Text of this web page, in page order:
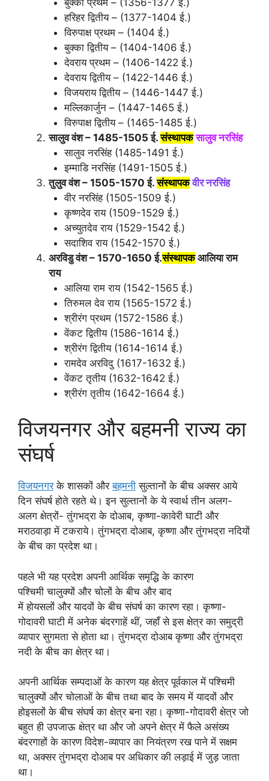
हरिहर द्वितीय – (1377-1404 ई.)
विरुपाक्ष प्रथम – (1404 ई.)
बुक्का द्वितीय – (1404-1406 ई.)
देवराय प्रथम – (1406-1422 ई.)
देवराय द्वितीय – (1422-1446 ई.)
विजयराय द्वितीय – (1446-1447 ई.)
मल्लिकार्जुन – (1447-1465 ई.)
विरुपाक्ष द्वितीय – (1465-1485 ई.)
सालुव वंश – 1485-1505 ई.संस्थापक सालुव नरसिंह
सालुव नरसिंह (1485-1491 ई.)
इम्माडि नरसिंह (1491-1505 ई.)
तुलुव वंश – 1505-1570 ई.संस्थापक वीर नरसिंह
वीर नरसिंह (1505-1509 ई.)
कृष्णदेव राय (1509-1529 ई.)
अच्युतदेव राय (1529-1542 ई.)
सदाशिव राय (1542-1570 ई.)
अरविडु वंश – 1570-1650 ई.संस्थापकआलिया राम
राय
आलिया राम राय (1542-1565 ई.)
तिरुमल देव राय (1565-1572 ई.)
श्रीरंग प्रथम (1572-1586 ई.)
वेंकट द्वितीय (1586-1614 ई.)
श्रीरंग द्वितीय (1614-1614 ई.)
रामदेव अरविदु (1617-1632 ई.)
वेंकट तृतीय (1632-1642 ई.)
श्रीरंग तृतीय (1642-1664 ई.)
विजयनगर और बहमनी राज्य का
संघर्ष
विजयनगरके शासकों औरबहमनी सुल्तानों के बीच अक्सर आये
दिन संघर्ष होते रहते थे। इन सुल्तानों के ये स्वार्थ तीन अलग-
अलग क्षेत्रों- तुंगभद्रा के दोआब, कृष्णा-कावेरी घाटी और
मराठवाड़ा में टकराये। तुंगभद्रा दोआब, कृष्णा और तुंगभद्रा नदियों
के बीच का प्रदेश था।
पहले भी यह प्रदेश अपनी आर्थिक समृद्धि के कारण
पश्चिमी चालुक्यों और चोलों के बीच और बाद
में होयसलों और यादवों के बीच संघर्ष का कारण रहा। कृष्णा-
गोदावरी घाटी में अनेक बंदरगाहें थीं, जहाँ से इस क्षेत्र का समुद्री
व्यापार सुगमता से होता था। तुंगभद्रा दोआब कृष्णा और तुंगभद्रा
नदी के बीच का क्षेत्र था।
अपनी आर्थिक सम्पदाओं के कारण यह क्षेत्र पूर्वकाल में पश्चिमी
चालुक्यों और चोलाओं के बीच तथा बाद के समय में यादवों और
होइसलों के बीच संघर्ष का क्षेत्र बना रहा। कृष्णा-गोदावरी क्षेत्र जो
बहुत ही उपजाऊ क्षेत्र था और जो अपने क्षेत्र में फैले असंख्य
बंदरगाहों के कारण विदेश-व्यापार का नियंत्रण रख पाने में सक्षम
था, अक्सर तुंगभद्रा दोआब पर अधिकार की लड़ाई में जुड़ जाता
था।